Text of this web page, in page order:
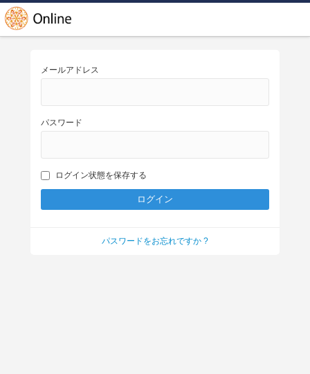
メールアドレス
パスワード
ログイン状態を保存する
パスワードをお忘れですか ?